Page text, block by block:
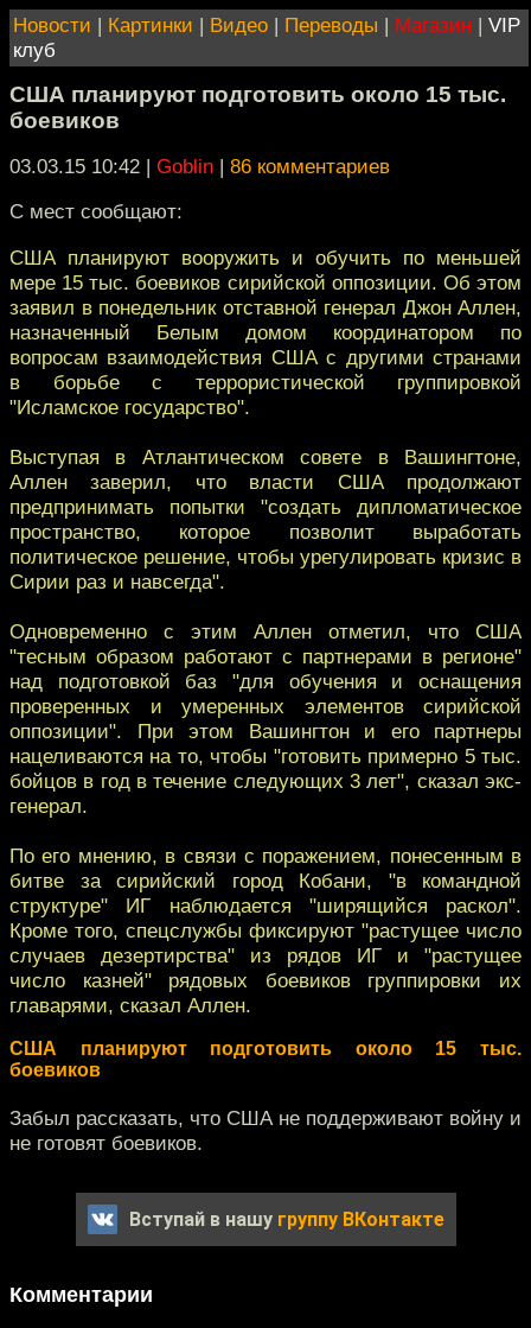
Новости | Картинки | Видео | Переводы | Магазин | VIP
клуб
США планируют подготовить около 15 тыс.
боевиков
03.03.15 10:42 | Goblin | 86 комментариев
С мест сообщают:
США планируют вооружить и обучить по меньшей
мере 15 тыс. боевиков сирийской оппозиции. Об этом
заявил в понедельник отставной генерал Джон Аллен,
назначенный Белым домом координатором по
вопросам взаимодействия США с другими странами
в борьбе с террористической группировкой
"Исламское государство".
Выступая в Атлантическом совете в Вашингтоне,
Аллен заверил, что власти США продолжают
предпринимать попытки "создать дипломатическое
пространство, которое позволит выработать
политическое решение, чтобы урегулировать кризис в
Сирии раз и навсегда".
Одновременно с этим Аллен отметил, что США
"тесным образом работают с партнерами в регионе"
над подготовкой баз "для обучения и оснащения
проверенных и умеренных элементов сирийской
оппозиции". При этом Вашингтон и его партнеры
нацеливаются на то, чтобы "готовить примерно 5 тыс.
бойцов в год в течение следующих 3 лет", сказал экс-
генерал.
По его мнению, в связи с поражением, понесенным в
битве за сирийский город Кобани, "в командной
структуре" ИГ наблюдается "ширящийся раскол".
Кроме того, спецслужбы фиксируют "растущее число
случаев дезертирства" из рядов ИГ и "растущее
число казней" рядовых боевиков группировки их
главарями, сказал Аллен.
США планируют подготовить около 15 тыс.
боевиков
Забыл рассказать, что США не поддерживают войну и
не готовят боевиков.
Вступай в нашу группу ВКонтакте
Комментарии